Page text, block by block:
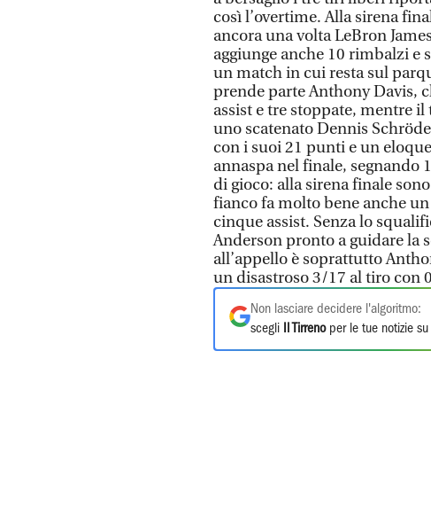
così l’overtime. Alla sirena
ancora una volta LeBron
aggiunge anche 10 rimbalzi e
un match in cui resta sul
prende parte Anthony Davis,
assist e tre stoppate, mentre
uno scatenato Dennis
con i suoi 21 punti e un
annaspa nel finale,
di gioco: alla sirena finale
fianco fa molto bene anche
cinque assist. Senza lo
Anderson pronto a guidare la
all’appello è soprattutto
un disastroso 3/17 al tiro con
Non lasciare decidere l'algoritmo:
scegli
Il Tirrenoper le tue notizie su